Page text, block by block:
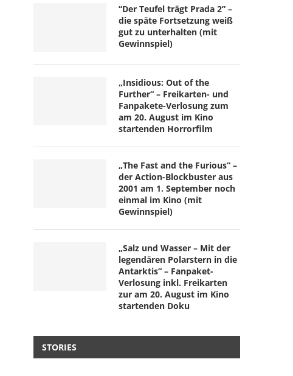
“Der Teufel trägt Prada 2” –
die späte Fortsetzung weiß
gut zu unterhalten (mit
Gewinnspiel)
„Insidious: Out of the
Further“ – Freikarten- und
Fanpakete-Verlosung zum
am 20. August im Kino
startenden Horrorfilm
„The Fast and the Furious“ –
der Action-Blockbuster aus
2001 am 1. September noch
einmal im Kino (mit
Gewinnspiel)
„Salz und Wasser – Mit der
legendären Polarstern in die
Antarktis“ – Fanpaket-
Verlosung inkl. Freikarten
zur am 20. August im Kino
startenden Doku
STORIES